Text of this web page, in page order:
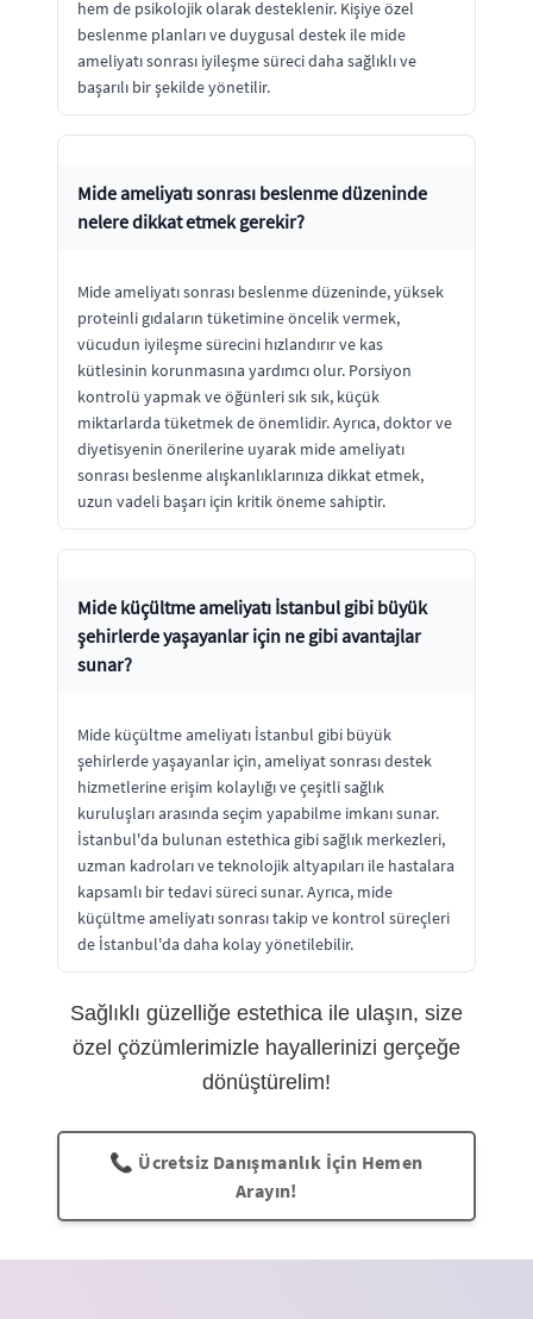
hem de psikolojik olarak desteklenir. Kişiye özel
beslenme planları ve duygusal destek ile mide
ameliyatı sonrası iyileşme süreci daha sağlıklı ve
başarılı bir şekilde yönetilir.
Mide ameliyatı sonrası beslenme düzeninde
nelere dikkat etmek gerekir?
Mide ameliyatı sonrası beslenme düzeninde, yüksek
proteinli gıdaların tüketimine öncelik vermek,
vücudun iyileşme sürecini hızlandırır ve kas
kütlesinin korunmasına yardımcı olur. Porsiyon
kontrolü yapmak ve öğünleri sık sık, küçük
miktarlarda tüketmek de önemlidir. Ayrıca, doktor ve
diyetisyenin önerilerine uyarak mide ameliyatı
sonrası beslenme alışkanlıklarınıza dikkat etmek,
uzun vadeli başarı için kritik öneme sahiptir.
Mide küçültme ameliyatı İstanbul gibi büyük
şehirlerde yaşayanlar için ne gibi avantajlar
sunar?
Mide küçültme ameliyatı İstanbul gibi büyük
şehirlerde yaşayanlar için, ameliyat sonrası destek
hizmetlerine erişim kolaylığı ve çeşitli sağlık
kuruluşları arasında seçim yapabilme imkanı sunar.
İstanbul'da bulunan estethica gibi sağlık merkezleri,
uzman kadroları ve teknolojik altyapıları ile hastalara
kapsamlı bir tedavi süreci sunar. Ayrıca, mide
küçültme ameliyatı sonrası takip ve kontrol süreçleri
de İstanbul'da daha kolay yönetilebilir.
Sağlıklı güzelliğe estethica ile ulaşın, size
özel çözümlerimizle hayallerinizi gerçeğe
dönüştürelim!
📞 Ücretsiz Danışmanlık İçin Hemen
Arayın!